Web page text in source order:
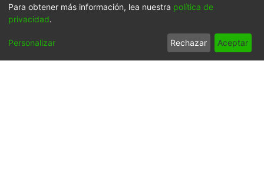
ANIBAL OCORO (1965). Casa donde funcionaba el
Teatro Junín en la calle primera de bajada al barrio
Pueblo Nuevo & 604091. BUENAVENTURA: Biblioteca
Departamental Jorge Garces Borrero.
Para obtener más información, lea nuestra política de
privacidad.
Personalizar Rechazar Aceptar